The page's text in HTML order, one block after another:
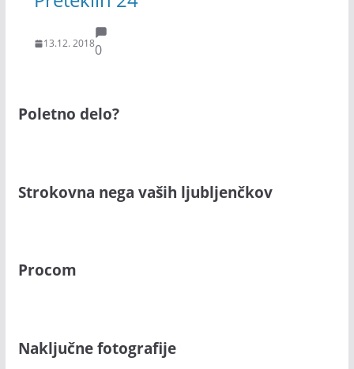
13.12. 20180
Poletno delo?
Strokovna nega vaših ljubljenčkov
Procom
Naključne fotografije